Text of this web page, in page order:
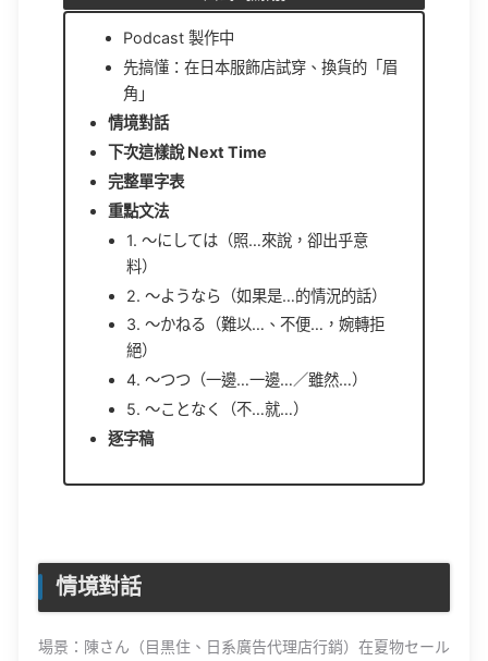
Podcast 製作中
先搞懂：在日本服飾店試穿、換貨的「眉
角」
情境對話
下次這樣說 Next Time
完整單字表
重點文法
1. 〜にしては（照…來說，卻出乎意
料）
2. 〜ようなら（如果是…的情況的話）
3. 〜かねる（難以…、不便…，婉轉拒
絕）
4. 〜つつ（一邊…一邊…／雖然…）
5. 〜ことなく（不…就…）
逐字稿
情境對話
場景：陳さん（目黒住、日系廣告代理店行銷）在夏物セール